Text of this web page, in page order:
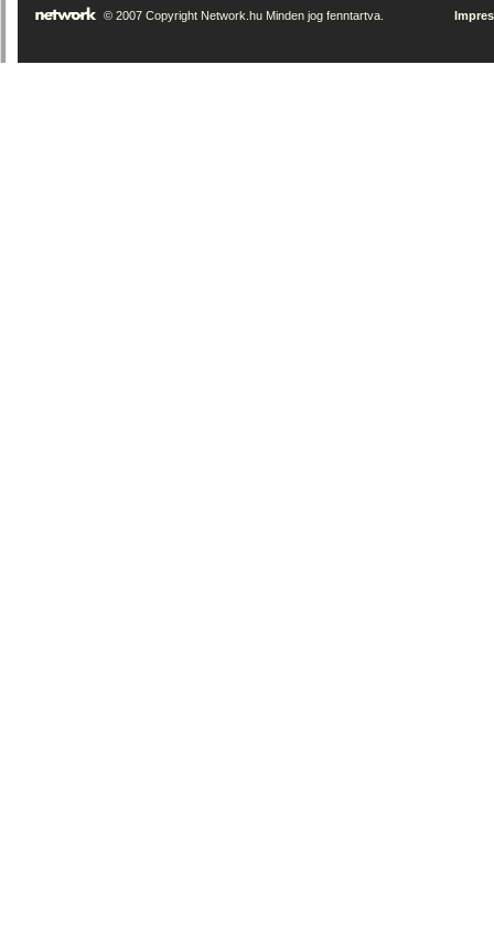
© 2007 Copyright Network.hu Minden jog fenntartva.